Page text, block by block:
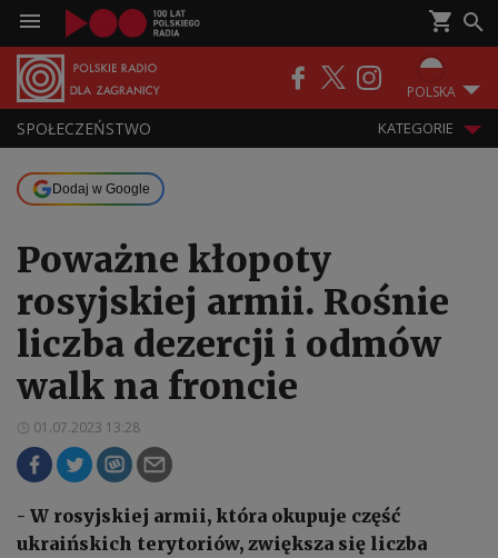
POLSKA
SPOŁECZEŃSTWO KATEGORIE
Dodaj w Google
Poważne kłopoty
rosyjskiej armii. Rośnie
liczba dezercji i odmów
walk na froncie
01.07.2023 13:28
- W rosyjskiej armii, która okupuje część
ukraińskich terytoriów, zwiększa się liczba